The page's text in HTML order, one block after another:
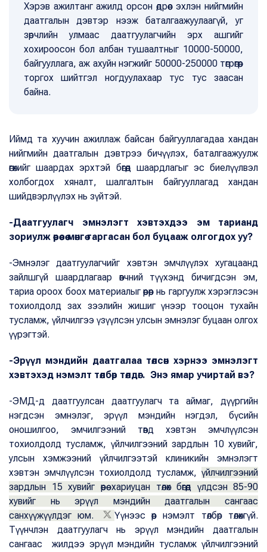
Хэрэв ажилтанг ажилд орсон өдрөөс эхлэн нийгмийн
даатгалын дэвтэр нээж баталгаажуулаагүй, уг
зөрчлийн улмаас даатгуулагчийн эрх ашгийг
хохироосон бол албан тушаалтныг 10000-50000,
байгууллага, аж ахуйн нэгжийг 50000-250000 төгрөгөөр
торгох шийтгэл ногдуулахаар тус тус заасан
байна.
Иймд та хуучин ажиллаж байсан байгууллагадаа хандан
нийгмийн даатгалын дэвтрээ бичүүлэх, баталгаажуулж
өгөхийг шаардах эрхтэй бөгөөд шаардлагыг эс биелүүлвэл
холбогдох хяналт, шалгалтын байгууллагад хандан
шийдвэрлүүлэх нь зүйтэй.
-Даатгуулагч эмнэлэгт хэвтэхдээ эм тарианд
зориулж өөрөөсөө мөнгө гаргасан бол буцааж олгогдох уу?
-Эмнэлэг даатгуулагчийг хэвтэн эмчлүүлэх хугацаанд
зайлшгүй шаардлагаар өвчний түүхэнд бичигдсэн эм,
тариа ороох боох материалыг өөрөөр нь гаргуулж хэрэглэсэн
тохиолдолд зах зээлийн жишиг үнээр тооцон тухайн
тусламж, үйлчилгээ үзүүлсэн улсын эмнэлэг буцаан олгох
үүрэгтэй.
-Эрүүл мэндийн даатгалаа төлсөн хэрнээ эмнэлэгт
хэвтэхэд нэмэлт төлбөр төлдөг. Энэ ямар учиртай вэ?
-ЭМД-д даатгуулсан даатгуулагч та аймаг, дүүргийн
нэгдсэн эмнэлэг, эрүүл мэндийн нэгдэл, бүсийн
оношилгоо, эмчилгээний төвд хэвтэн эмчлүүлсэн
тохиолдолд тусламж, үйлчилгээний зардлын 10 хувийг,
улсын хэмжээний үйлчилгээтэй клиникийн эмнэлэгт
хэвтэн эмчлүүлсэн тохиолдолд тусламж, үйлчилгээний
зардлын 15 хувийг өөрөө хариуцан төлөх бөгөөд үлдсэн 85-90
хувийг нь эрүүл мэндийн даатгалын сангаас
санхүүжүүлдэг юм.
Үүнээс өөр нэмэлт төлбөр төлөхгүй.
Түүнчлэн даатгуулагч нь эрүүл мэндийн даатгалын
сангаас жилдээ эрүүл мэндийн тусламж үйлчилгээний